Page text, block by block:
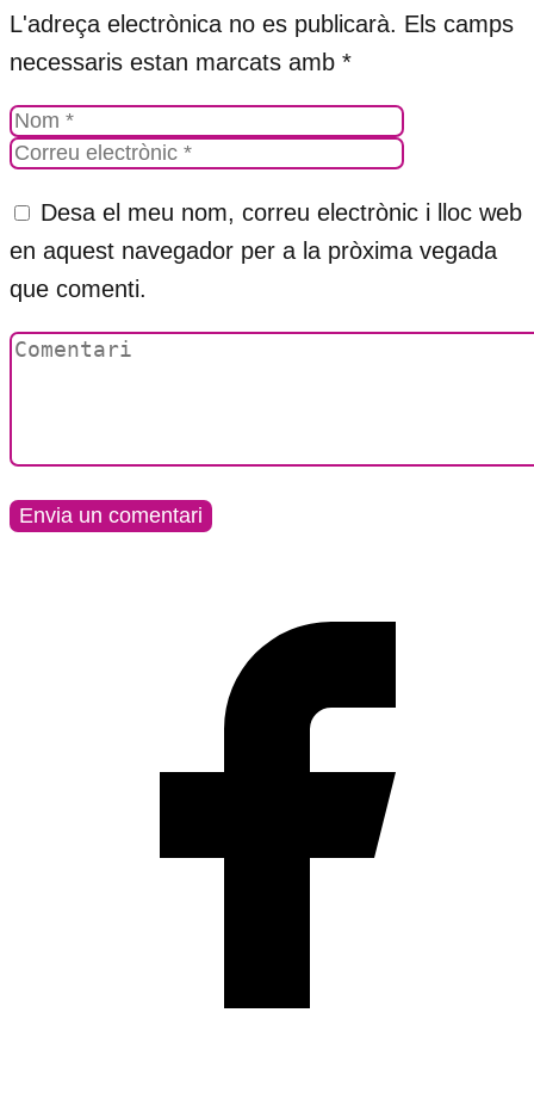
L'adreça electrònica no es publicarà. Els camps
necessaris estan marcats amb *
Desa el meu nom, correu electrònic i lloc web
en aquest navegador per a la pròxima vegada
que comenti.